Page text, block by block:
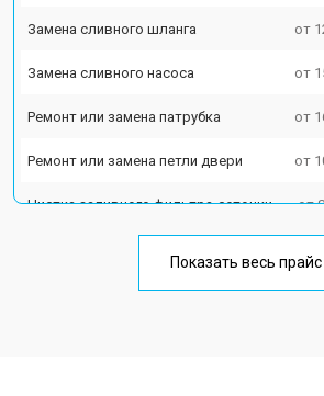
Замена сливного шланга от
Замена сливного насоса от
Ремонт или замена патрубка от
Ремонт или замена петли двери от
Чистка заливного фильтра-сеточки от
Ремонт теплообменника от
Показать весь прайс